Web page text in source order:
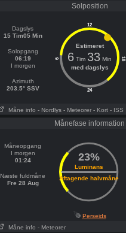
Solposition
Dagslys
15 Tim05 Min
Solopgang
06:19
I morgen
Azimuth
203.5° SSV
12
24
6 18
Estimeret
6 Tim 33 Min
med dagslys
Måne info - Nordlys - Meteorer - Kort - ISS
Månefase information
Måneopgang
I morgen
01:24
Næste fuldmåne
Fre 28 Aug
23%
Luminans
Aftagende halvmåne
Perseids
Måne info - Meteorer